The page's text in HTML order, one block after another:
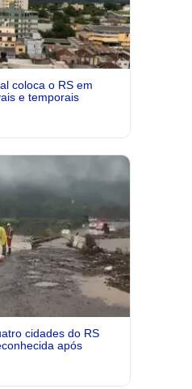
coloca o RS em
e temporais
cidades do RS
após